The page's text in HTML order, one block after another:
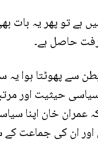
ہے تو پھر یہ بات
حاصل ہے۔
سے پھوٹتا ہوا
حیثیت اور
عمران خان اپنا
ان کی جماعت کے